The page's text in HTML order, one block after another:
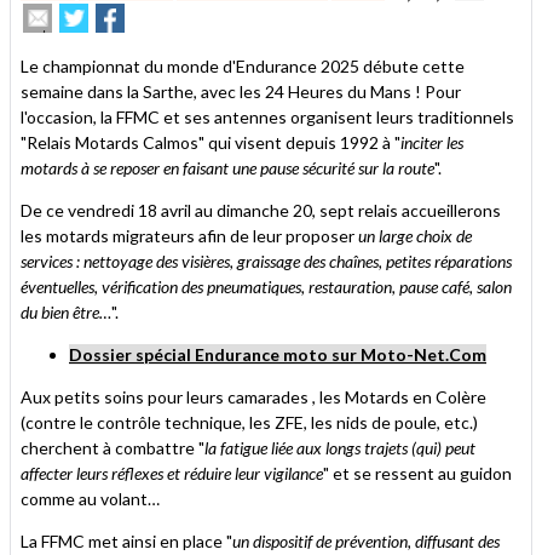
Envoyer
cet
à
un
ami
Partager
sur
sur
Le championnat du monde d'Endurance 2025 débute cette
semaine dans la Sarthe, avec les 24 Heures du Mans ! Pour
l'occasion, la FFMC et ses antennes organisent leurs traditionnels
"Relais Motards Calmos" qui visent depuis 1992 à "inciter les
motards à se reposer en faisant une pause sécurité sur la route".
De ce vendredi 18 avril au dimanche 20, sept relais accueillerons
les motards migrateurs afin de leur proposerun large choix de
services : nettoyage des visières, graissage des chaînes, petites réparations
éventuelles, vérification des pneumatiques, restauration, pause café, salon
du bien être…".
Dossier spécial Endurance moto sur Moto-Net.Com
Aux petits soins pour leurs camarades , les Motards en Colère
(contre le contrôle technique, les ZFE, les nids de poule, etc.)
cherchent à combattre "la fatigue liée aux longs trajets (qui) peut
affecter leurs réflexes et réduire leur vigilance" et se ressent au guidon
comme au volant…
La FFMC met ainsi en place "un dispositif de prévention, diffusant des